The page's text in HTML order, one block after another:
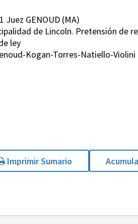
Juez GENOUD (MA)
de Lincoln. Pretensión de
ley
Kogan-Torres-Natiello-Violini
Imprimir Sumario